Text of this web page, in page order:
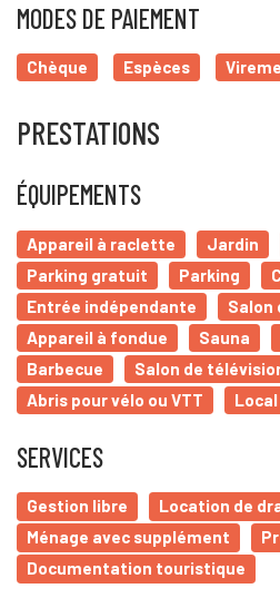
MODES DE PAIEMENT
Chèque Espèces
PRESTATIONS
ÉQUIPEMENTS
Appareil à raclette Jardin
Parking gratuit
Parking
Entrée indépendante
Salon
Appareil à fondue
Sauna
Barbecue
Salon de
Abris pour vélo ou VTT
SERVICES
Gestion libre
Location de
Ménage avec supplément
Documentation touristique